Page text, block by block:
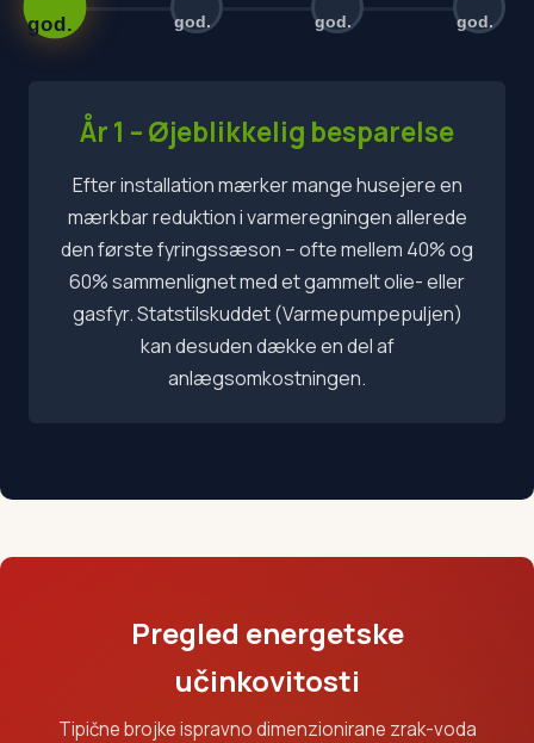
god.
god.
god.
god.
År 1 – Øjeblikkelig besparelse
Efter installation mærker mange husejere en
mærkbar reduktion i varmeregningen allerede
den første fyringssæson – ofte mellem 40% og
60% sammenlignet med et gammelt olie- eller
gasfyr. Statstilskuddet (Varmepumpepuljen)
kan desuden dække en del af
anlægsomkostningen.
Pregled energetske
učinkovitosti
Tipične brojke ispravno dimenzionirane zrak-voda